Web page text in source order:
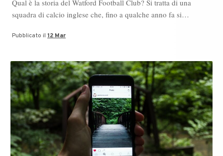
Qual è la storia del Watford Football Club? Si tratta di una
squadra di calcio inglese che, fino a qualche anno fa si…
Pubblicato il 12 Mar